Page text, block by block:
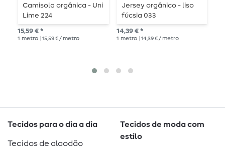
Camisola orgânica - Uni
Lime 224
15,59 € *
1 metro | 15,59 € / metro
Jersey orgânico - liso
fúcsia 033
14,39 € *
1 metro | 14,39 € / metro
Tecidos para o dia a dia
Tecidos de algodão
Tecidos de moda com
estilo